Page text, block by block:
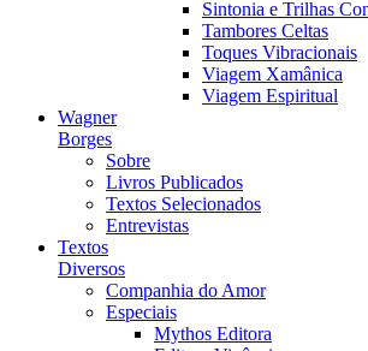
Sintonia e Trilhas
Tambores Celtas
Toques Vibracionais
Viagem Xamânica
Viagem Espiritual
Wagner
Borges
Sobre
Livros Publicados
Textos Selecionados
Entrevistas
Textos
Diversos
Companhia do Amor
Especiais
Mythos Editora